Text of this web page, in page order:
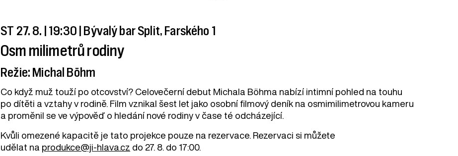
ST 27. 8. | 19:30 | Bývalý bar Split, Farského 1
Osm milimetrů rodiny
Režie: Michal Böhm
Co když muž touží po otcovství? Celovečerní debut Michala Böhma nabízí intimní pohled na touhu
po dítěti a vztahy v rodině. Film vznikal šest let jako osobní filmový deník na osmimilimetrovou kameru
a proměnil se ve výpověď o hledání nové rodiny v čase té odcházející.
Kvůli omezené kapacitě je tato projekce pouze na rezervace. Rezervaci si můžete
udělat na produkce@ji-hlava.cz do 27. 8. do 17:00.